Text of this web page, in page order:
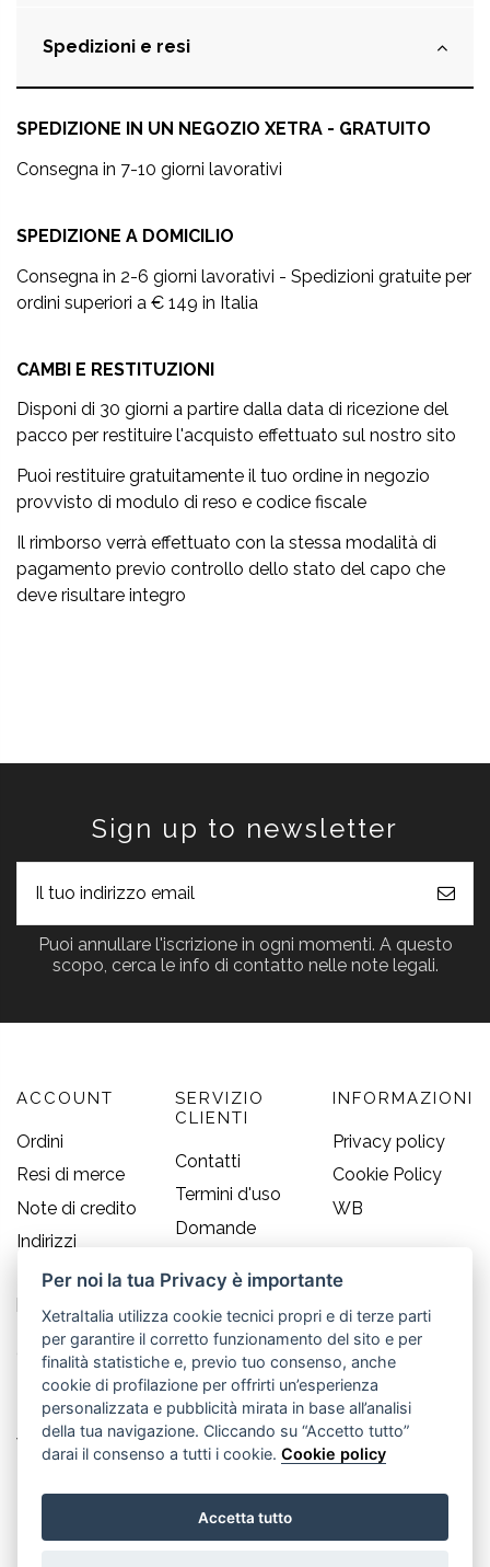
Spedizioni e resi
SPEDIZIONE IN UN NEGOZIO XETRA - GRATUITO
Consegna in 7-10 giorni lavorativi
SPEDIZIONE A DOMICILIO
Consegna in 2-6 giorni lavorativi - Spedizioni gratuite per
ordini superiori a € 149 in Italia
CAMBI E RESTITUZIONI
Disponi di 30 giorni a partire dalla data di ricezione del
pacco per restituire l'acquisto effettuato sul nostro sito
Puoi restituire gratuitamente il tuo ordine in negozio
provvisto di modulo di reso e codice fiscale
Il rimborso verrà effettuato con la stessa modalità di
pagamento previo controllo dello stato del capo che
deve risultare integro
Sign up to newsletter
Puoi annullare l'iscrizione in ogni momenti. A questo
scopo, cerca le info di contatto nelle note legali.
ACCOUNT
Ordini
Resi di merce
Note di credito
Indirizzi
Informazioni
personali
SERVIZIO
CLIENTI
Contatti
Termini d'uso
Domande
Guida alle
taglie
INFORMAZIONI
Privacy policy
Cookie Policy
WB
CONTATTI
Old England S.r.l.
Via Guglielmo Marconi, 21
Per noi la tua Privacy è importante
XetraItalia utilizza cookie tecnici propri e di terze parti
per garantire il corretto funzionamento del sito e per
finalità statistiche e, previo tuo consenso, anche
cookie di profilazione per offrirti un’esperienza
personalizzata e pubblicità mirata in base all’analisi
della tua navigazione. Cliccando su “Accetto tutto”
darai il consenso a tutti i cookie.Cookie policy
Accetta tutto